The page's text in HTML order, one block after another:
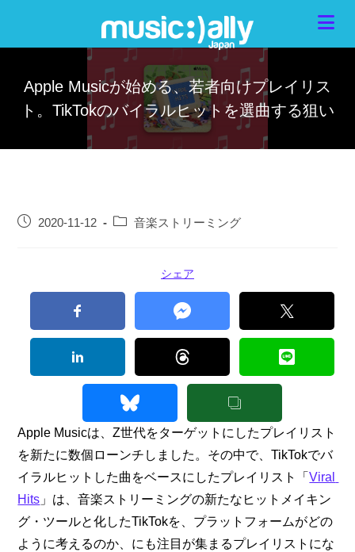
Apple Musicが始める、若者向けプレイリス
ト。TikTokのバイラルヒットを選曲する狙い
2020-11-12 音楽ストリーミング
シェア
Apple Musicは、Z世代をターゲットにしたプレイリスト
を新たに数個ローンチしました。その中で、TikTokでバ
イラルヒットした曲をベースにしたプレイリスト「Viral
Hits 」は、音楽ストリーミングの新たなヒットメイキン
グ・ツールと化したTikTokを、プラットフォームがどの
ように考えるのか、にも注目が集まるプレイリストにな